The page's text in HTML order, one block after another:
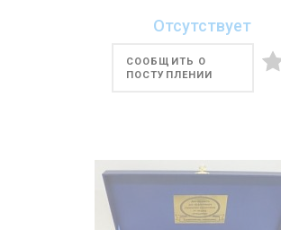
Отсутствует
СООБЩИТЬ О
ПОСТУПЛЕНИИ